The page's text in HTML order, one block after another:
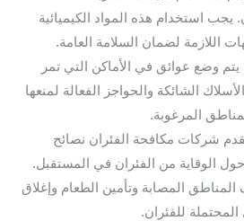
يجب استخدام هذه المواد الكيميائية
اللازمة لضمان السلامة العامة.
يتم وضع عوائق في الأماكن التي تمر
الشائكة والحواجز الفعالة لمنعها
المرغوبة.
تقدم شركات مكافحة الفئران نصائح
الوقاية من الفئران في المستقبل.
المصابة وتأمين الطعام وإغلاق
للفئران.